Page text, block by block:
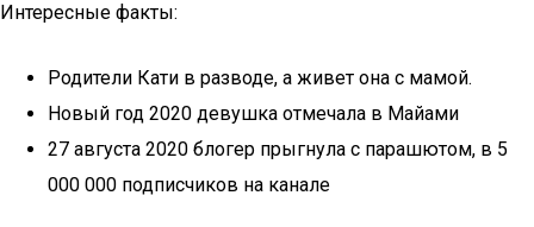
Интересные факты:
Родители Кати в разводе, а живет она с мамой.
Новый год 2020 девушка отмечала в Майами
27 августа 2020 блогер прыгнула с парашютом, в 5
000 000 подписчиков на канале